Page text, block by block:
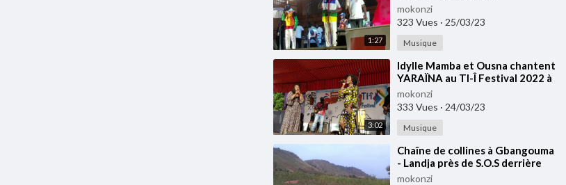
1:27
mokonzi
323 Vues · 25/03/23
Musique
3:02
⁣Idylle Mamba et Ousna chantent
YARAÏNA au TI-Î Festival 2022 à
Bangui
mokonzi
333 Vues · 24/03/23
Musique
⁣Chaîne de collines à Gbangouma
- Landja près de S.O.S derrière
Ouango, Bangui
mokonzi